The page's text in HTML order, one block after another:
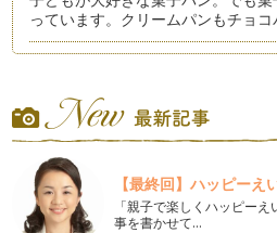
っています。クリームパンもチョ
見ているだけでよだれがたれそう
ンバーガーをお店で食べようとする
卵なしでもふんわりパンを作るため
卵なしのパンでも美味しく焼けると
うしても「固く」「重たい感じ」
【最終回】ハッピー
「親子で楽しくハッピー
事を書かせて…